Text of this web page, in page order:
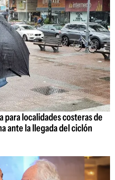
localidades costeras de
ante la llegada del ciclón